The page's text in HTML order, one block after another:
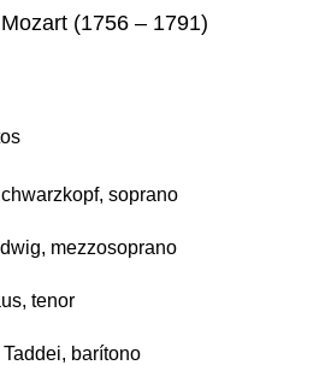
(1756 – 1791)
soprano
mezzosoprano
tenor
barítono